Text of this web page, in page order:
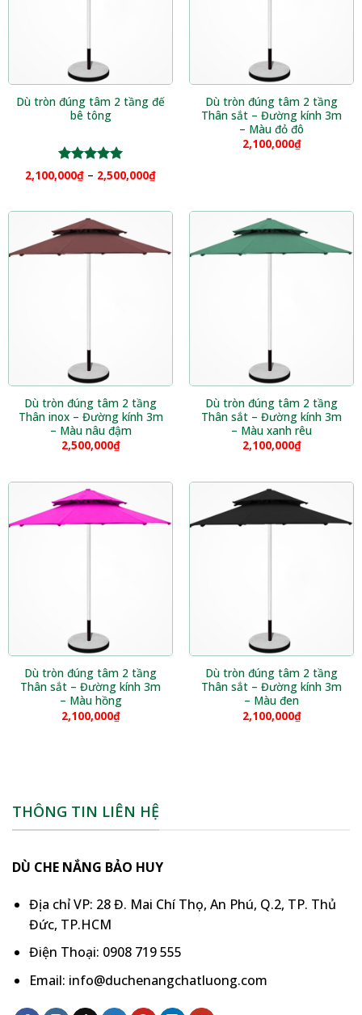
Dù tròn đúng tâm 2 tầng đế
bê tông
Được xếp
hạng
5.00
2,100,000₫ – 2,500,000₫
Dù tròn đúng tâm 2 tầng
Thân sắt – Đường kính 3m
– Màu đỏ đô
2,100,000₫
Dù tròn đúng tâm 2 tầng
Thân inox – Đường kính 3m
– Màu nâu đậm
2,500,000₫
Dù tròn đúng tâm 2 tầng
Thân sắt – Đường kính 3m
– Màu xanh rêu
2,100,000₫
Dù tròn đúng tâm 2 tầng
Thân sắt – Đường kính 3m
– Màu hồng
2,100,000₫
Dù tròn đúng tâm 2 tầng
Thân sắt – Đường kính 3m
– Màu đen
2,100,000₫
THÔNG TIN LIÊN HỆ
DÙ CHE NẮNG BẢO HUY
Địa chỉ VP: 28 Đ. Mai Chí Thọ, An Phú, Q.2, TP. Thủ
Đức, TP.HCM
Điện Thoại: 0908 719 555
Email: info@duchenangchatluong.com